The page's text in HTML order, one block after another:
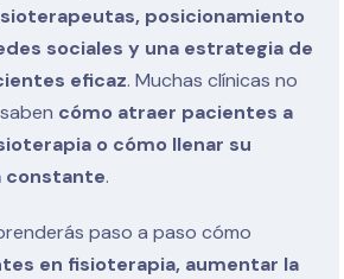
posicionamiento
sociales y una estrategia de
eficaz. Muchas clínicas no
cómo atraer pacientes a
o cómo llenar su
constante.
paso a paso cómo
en fisioterapia, aumentar la